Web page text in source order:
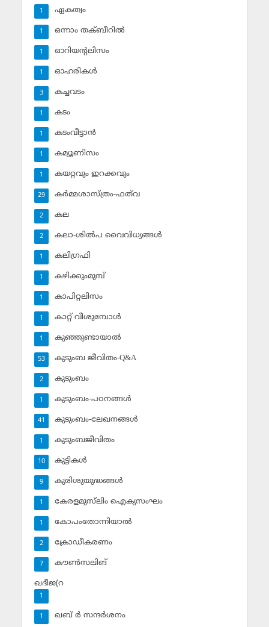
ഏകത്വം
1
ഒന്നാം തക്ബീറില്‍
1
ഓറിയന്റലിസം
1
ഓഹരികള്‍
1
കച്ചവടം
3
കടം
1
കടംവീട്ടാന്‍
1
കമ്യൂണിസം
1
കയറ്റവും ഇറക്കവും
1
കര്‍മ്മശാസ്ത്രം-ഫത്‌വ
29
കല
2
കലാ-ശില്‍പ വൈവിധ്യങ്ങള്‍
2
കലിഗ്രഫി
1
കഴിക്കുംമുമ്പ്
1
കാപിറ്റലിസം
1
കാറ്റ് വീശുമ്പോള്‍
1
കുഞ്ഞുണ്ടായാല്‍
1
കുടുംബ ജീവിതം-Q&A
53
കുടുംബം
2
കുടുംബം-പഠനങ്ങള്‍
1
കുടുംബം-ലേഖനങ്ങള്‍
41
കുടുംബജീവിതം
1
കുട്ടികള്‍
10
കുരിശുയുദ്ധങ്ങള്‍
9
കേരളമുസ്‌ലിം ഐക്യസംഘം
1
കോപംതോന്നിയാല്‍
1
ക്രോഡീകരണം
2
കൗണ്‍സലിങ്‌
7
ഖദീജ(റ
1
ഖബ് ര്‍ സന്ദര്‍ശനം
1